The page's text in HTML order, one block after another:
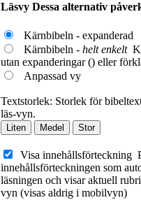
Läsvy Dessa alternativ
Kärnbibeln - expanderad
Kärnbibeln - helt enkelt
utan expanderingar () eller
Anpassad vy
Textstorlek: Storlek för
läs-vyn.
Liten Medel Stor
Visa innehållsförteckning
innehållsförteckningen som
läsningen och visar aktuell
vyn (visas aldrig i mobilvyn)